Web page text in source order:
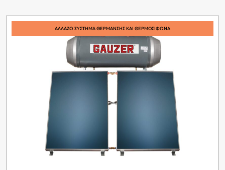
ΑΛΛΑΖΩ ΣΥΣΤΗΜΑ ΘΕΡΜΑΝΣΗΣ ΚΑΙ ΘΕΡΜΟΣΙΦΩΝΑ